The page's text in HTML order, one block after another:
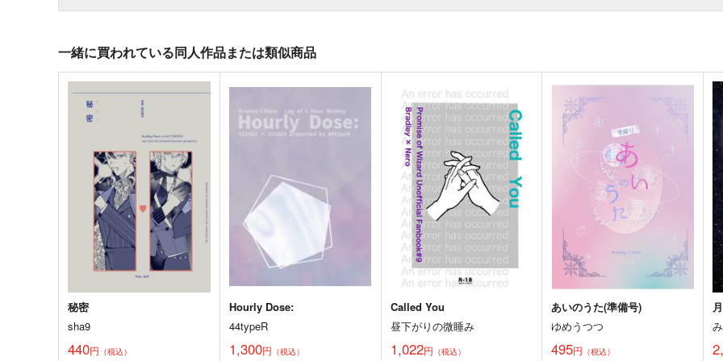
一緒に買われている同人作品または類似商品
秘密
sha9
440円 （税込）
Hourly Dose:
44typeR
1,300円 （税込）
Called You
昼下がりの微睡み
1,022円 （税込）
あいのうた(準備号)
ゆめうつつ
495円 （税込）